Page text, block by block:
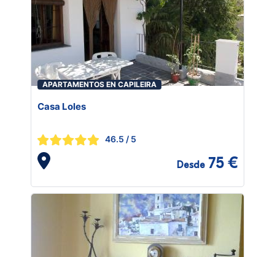
APARTAMENTOS EN CAPILEIRA
Casa Loles
46.5 / 5
Desde 75 €